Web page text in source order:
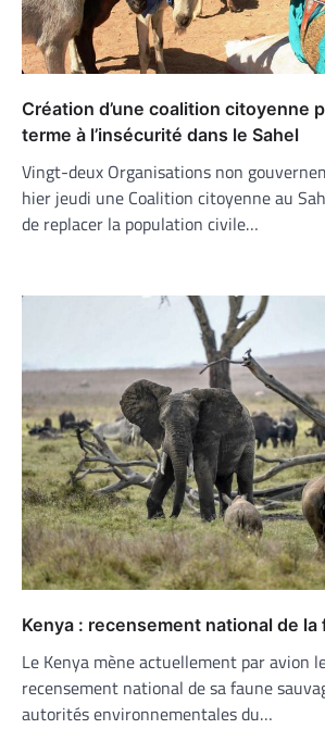
Création d’une coalition citoyenne
terme à l’insécurité dans le Sahel
Vingt-deux Organisations non
hier jeudi une Coalition citoyenne au
de replacer la population civile…
Kenya : recensement national de la
Le Kenya mène actuellement par avion
recensement national de sa faune
autorités environnementales du…